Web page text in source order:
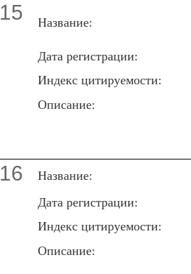
15 Название:
Дата регистрации:
Индекс цитируемости:
Описание:
16 Название:
Дата регистрации:
Индекс цитируемости:
Описание: